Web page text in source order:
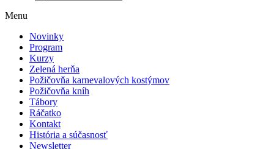
Menu
Novinky
Program
Kurzy
Zelená herňa
Požičovňa karnevalových kostýmov
Požičovňa kníh
Tábory
Ráčatko
Kontakt
História a súčasnosť
Newsletter